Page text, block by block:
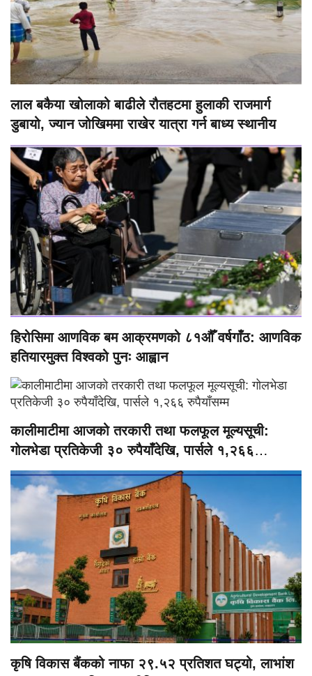
लाल बकैया खोलाको बाढीले रौतहटमा हुलाकी राजमार्ग
डुबायो, ज्यान जोखिममा राखेर यात्रा गर्न बाध्य स्थानीय
हिरोसिमा आणविक बम आक्रमणको ८१औँ वर्षगाँठ: आणविक
हतियारमुक्त विश्वको पुनः आह्वान
कालीमाटीमा आजको तरकारी तथा फलफूल मूल्यसूची:
गोलभेडा प्रतिकेजी ३० रुपैयाँदेखि, पार्सले १,२६६
रुपैयाँसम्म
कृषि विकास बैंकको नाफा २९.५२ प्रतिशत घट्यो, लाभांश